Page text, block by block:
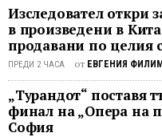
Изследовател откри
в произведени в
продавани по целия
ПРЕДИ 2 ЧАСА от ЕВГЕНИЯ
„Турандот“ поставя
финал на „Опера на
София